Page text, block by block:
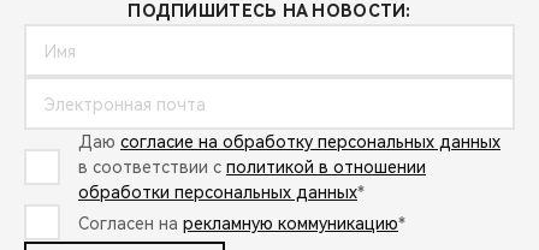
ПОДПИШИТЕСЬ НА НОВОСТИ:
Даю согласие на обработку персональных данных
в соответствии с политикой в отношении
обработки персональных данных*
Согласен на рекламную коммуникацию*